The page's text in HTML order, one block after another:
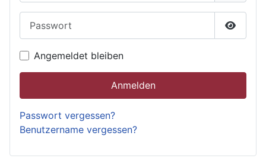
Angemeldet bleiben
Anmelden
Passwort vergessen?
Benutzername vergessen?